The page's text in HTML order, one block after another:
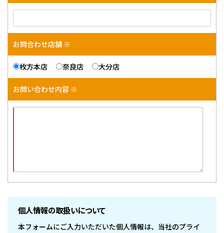
お問合わせ店舗 ※
枚方本店 奈良店 大分店
お問い合わせ内容 ※
個人情報の取扱いについて
本フォームにご入力いただいた個人情報は、当社のプライ